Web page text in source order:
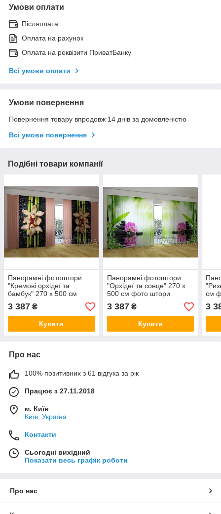
Умови оплати
Післяплата
Оплата на рахунок
Оплата на реквізити ПриватБанку
Всі умови оплати
Умови повернення
Повернення товару впродовж 14 днів за домовленістю
Всі умови повернення
Подібні товари компанії
Панорамні фотоштори
"Кремові орхідеї та
бамбук" 270 х 500 см
фото штори панорамні
штори VE
3 387 ₴
Купити
Панорамні фотоштори
"Орхідеї та сонце" 270 х
500 см фото штори
панорамні штори VE
3 387₴
Купити
см
VE
3
Про нас
100% позитивних з 61 відгука за рік
Працює з 27.11.2018
м. Київ
Київ, Україна
Контакти
Сьогодні вихідний
Показати весь графік роботи
Про нас